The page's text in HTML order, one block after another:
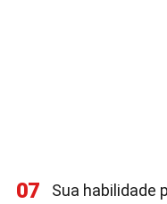
07
Sua habilidade